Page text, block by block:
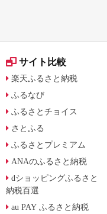
サイト比較
楽天ふるさと納税
ふるなび
ふるさとチョイス
さとふる
ふるさとプレミアム
ANAのふるさと納税
dショッピングふるさと
納税百選
au PAY ふるさと納税